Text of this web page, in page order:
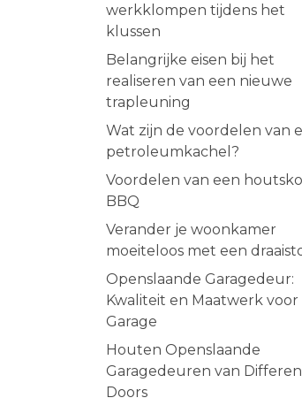
werkklompen tijdens het
klussen
Belangrijke eisen bij het
realiseren van een nieuwe
trapleuning
Wat zijn de voordelen van
petroleumkachel?
Voordelen van een
BBQ
Verander je woonkamer
moeiteloos met een
Openslaande Garagedeur:
Kwaliteit en Maatwerk voor
Garage
Houten Openslaande
Garagedeuren van
Doors